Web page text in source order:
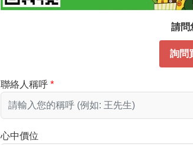
請問
詢問
聯絡人稱呼
心中價位